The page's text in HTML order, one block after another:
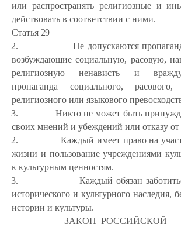
или распространять религиозные и
действовать в соответствии с ними.
Статья 29
2.
Не допускаются
возбуждающие социальную, расовую,
религиозную ненависть и
пропаганда социального, расового,
религиозного или языкового
3.
Никто не может быть
своих мнений и убеждений или отказу
2.
Каждый имеет право на
жизни и пользование учреждениями
к культурным ценностям.
3.
Каждый обязан
исторического и культурного наследия,
истории и культуры.
ЗАКОН РОССИЙСКОЙ